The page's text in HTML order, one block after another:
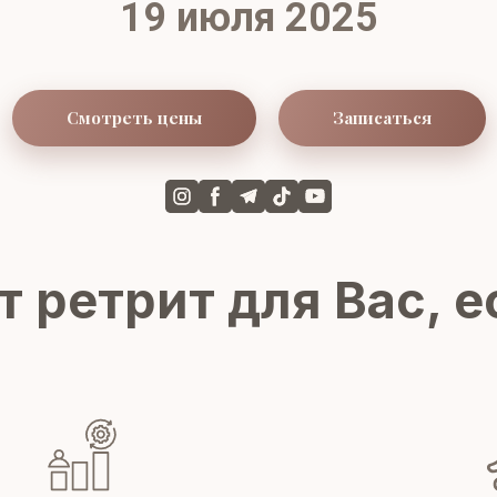
19 июля 2025
Смотреть цены Записаться
ретрит для Вас,